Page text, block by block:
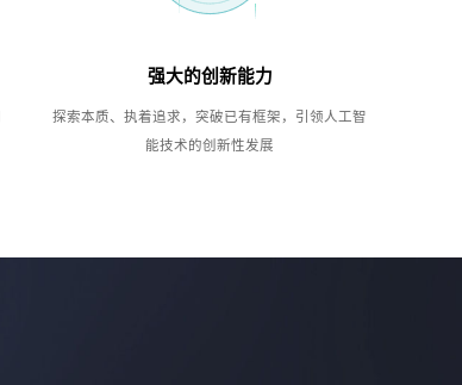
强大的创新能力
探索本质、执着追求，突破已有框架，引领人工智
能技术的创新性发展